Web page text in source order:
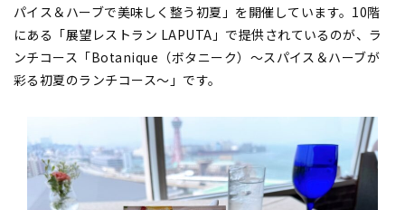
パイス＆ハーブで美味しく整う初夏」を開催しています。10階
にある「展望レストラン LAPUTA」で提供されているのが、ラ
ンチコース「Botanique（ボタニーク）～スパイス＆ハーブが
彩る初夏のランチコース～」です。